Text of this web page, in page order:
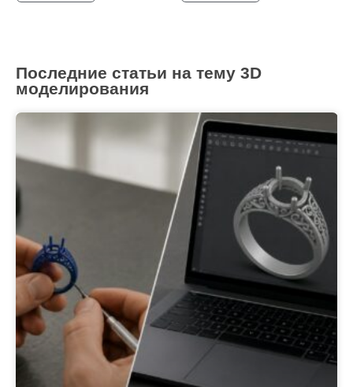
Последние статьи на тему 3D
моделирования